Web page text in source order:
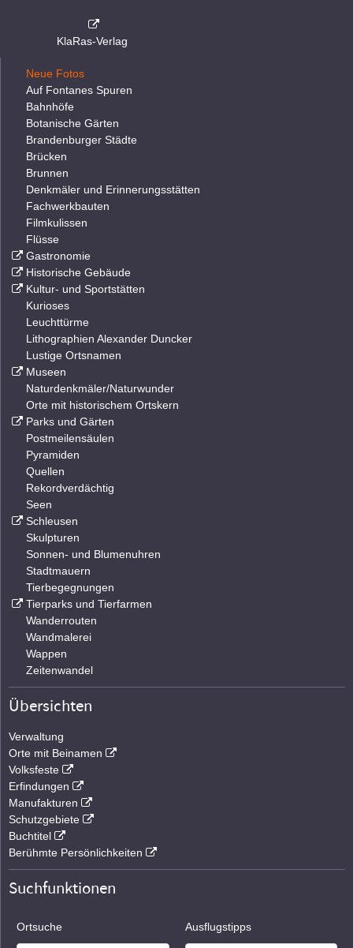
KlaRas-Verlag
Neue Fotos
Auf Fontanes Spuren
Bahnhöfe
Botanische Gärten
Brandenburger Städte
Brücken
Brunnen
Denkmäler und Erinnerungsstätten
Fachwerkbauten
Filmkulissen
Flüsse
Gastronomie
Historische Gebäude
Kultur- und Sportstätten
Kurioses
Leuchttürme
Lithographien Alexander Duncker
Lustige Ortsnamen
Museen
Naturdenkmäler/Naturwunder
Orte mit historischem Ortskern
Parks und Gärten
Postmeilensäulen
Pyramiden
Quellen
Rekordverdächtig
Seen
Schleusen
Skulpturen
Sonnen- und Blumenuhren
Stadtmauern
Tierbegegnungen
Tierparks und Tierfarmen
Wanderrouten
Wandmalerei
Wappen
Zeitenwandel
Übersichten
Verwaltung
Orte mit Beinamen
Volksfeste
Erfindungen
Manufakturen
Schutzgebiete
Buchtitel
Berühmte Persönlichkeiten
Suchfunktionen
Ortsuche Ausflugstipps